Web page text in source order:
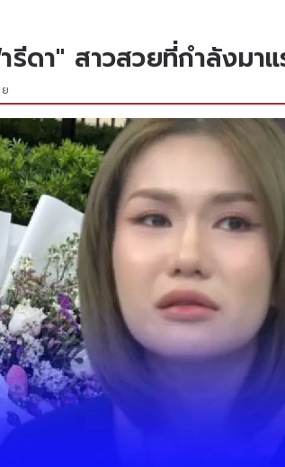
รีดา" สาวสวยที่กำลังมา